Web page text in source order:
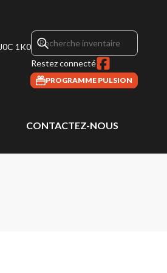
J0C 1K0
Restez connecté
PROGRAMME PULSION
CONTACTEZ-NOUS